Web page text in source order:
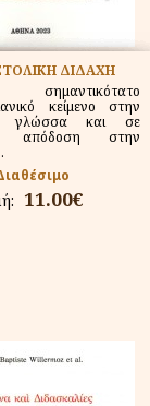
ΔΙΔΑΧΗ
κείμενο στην
γλώσσα και σε
απόδοση στην
11.00€